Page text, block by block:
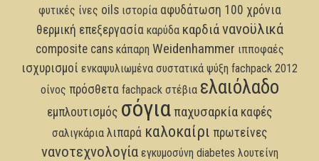
φυτικές ίνες oils ιστορία αφυδάτωση 100 χρόνια
θερμική επεξεργασία καρύδα καρδιάνανοϋλικά
composite cans κάπαρη Weidenhammer ιπποφαές
ισχυρισμοί ενκαψυλιωμένα συστατικά ψύξη fachpack 2012
οίνος πρόσθετα fachpack στέβια ελαιόλαδο
εμπλουτισμός σόγιαπαχυσαρκία καφές
σαλιγκάρια λιπαρά καλοκαίρι πρωτείνες
νανοτεχνολογία εγκυμοσύνη diabetes λουτείνη